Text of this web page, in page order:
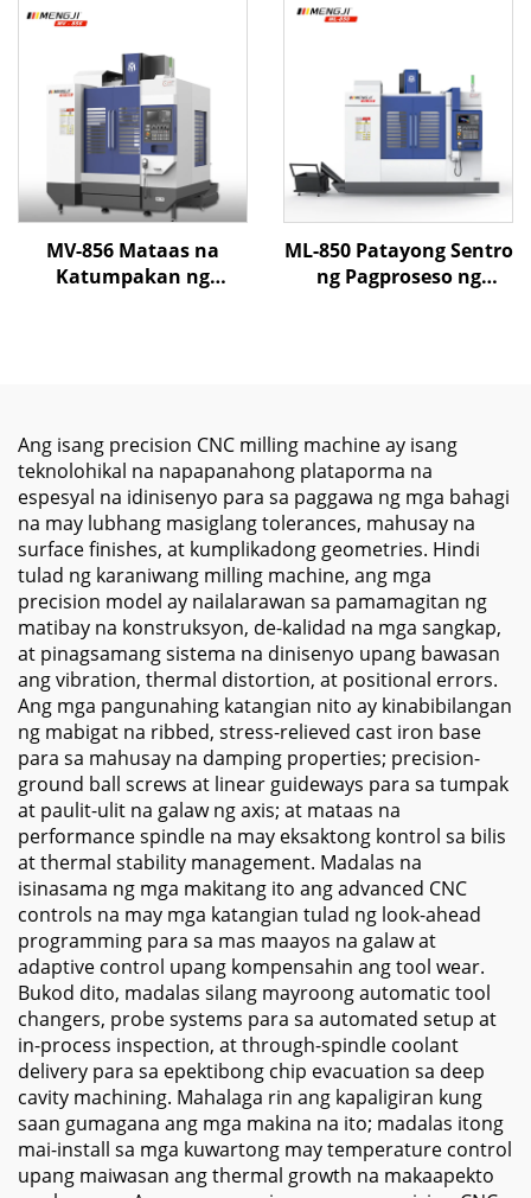
Awotomatikong Palitan
ng Tool at Mataas na
Torque Spindle
Dalawang Linear na
na Riles
MV-856 Mataas na
Katumpakan ng
Awtomatikong Palitan
ng Tool
ML-850 Patayong Sentro
ng Pagproseso ng
Pagproseso ng Metal
Ang isang precision CNC milling machine ay isang
teknolohikal na napapanahong plataporma na
espesyal na idinisenyo para sa paggawa ng mga bahagi
na may lubhang masiglang tolerances, mahusay na
surface finishes, at kumplikadong geometries. Hindi
tulad ng karaniwang milling machine, ang mga
precision model ay nailalarawan sa pamamagitan ng
matibay na konstruksyon, de-kalidad na mga sangkap,
at pinagsamang sistema na dinisenyo upang bawasan
ang vibration, thermal distortion, at positional errors.
Ang mga pangunahing katangian nito ay kinabibilangan
ng mabigat na ribbed, stress-relieved cast iron base
para sa mahusay na damping properties; precision-
ground ball screws at linear guideways para sa tumpak
at paulit-ulit na galaw ng axis; at mataas na
performance spindle na may eksaktong kontrol sa bilis
at thermal stability management. Madalas na
isinasama ng mga makitang ito ang advanced CNC
controls na may mga katangian tulad ng look-ahead
programming para sa mas maayos na galaw at
adaptive control upang kompensahin ang tool wear.
Bukod dito, madalas silang mayroong automatic tool
changers, probe systems para sa automated setup at
in-process inspection, at through-spindle coolant
delivery para sa epektibong chip evacuation sa deep
cavity machining. Mahalaga rin ang kapaligiran kung
saan gumagana ang mga makina na ito; madalas itong
mai-install sa mga kuwartong may temperature control
upang maiwasan ang thermal growth na makaapekto